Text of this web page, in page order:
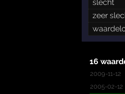
slecht
zeer
16
2009-11-12
2005-02-12